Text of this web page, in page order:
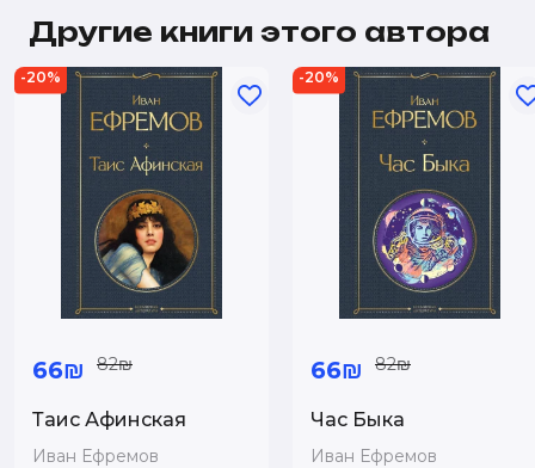
Другие книги этого автора
-20%
66₪ 82₪
Таис Афинская
Иван Ефремов
-20%
66₪ 82₪
Час Быка
Иван Ефремов